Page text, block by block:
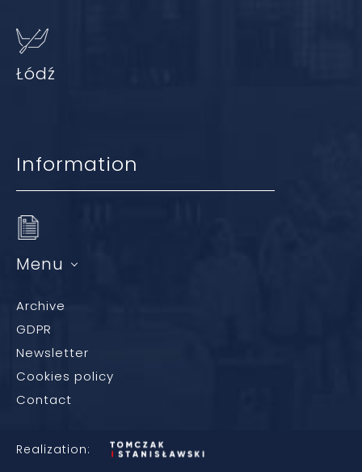
Łódź
Information
Menu
Archive
GDPR
Newsletter
Cookies policy
Contact
Realization: